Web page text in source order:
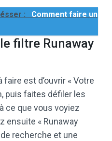
:
Comment faire un
filtre Runaway
est d’ouvrir « Votre
puis faites défiler les
ce que vous voyiez
ensuite « Runaway
recherche et une